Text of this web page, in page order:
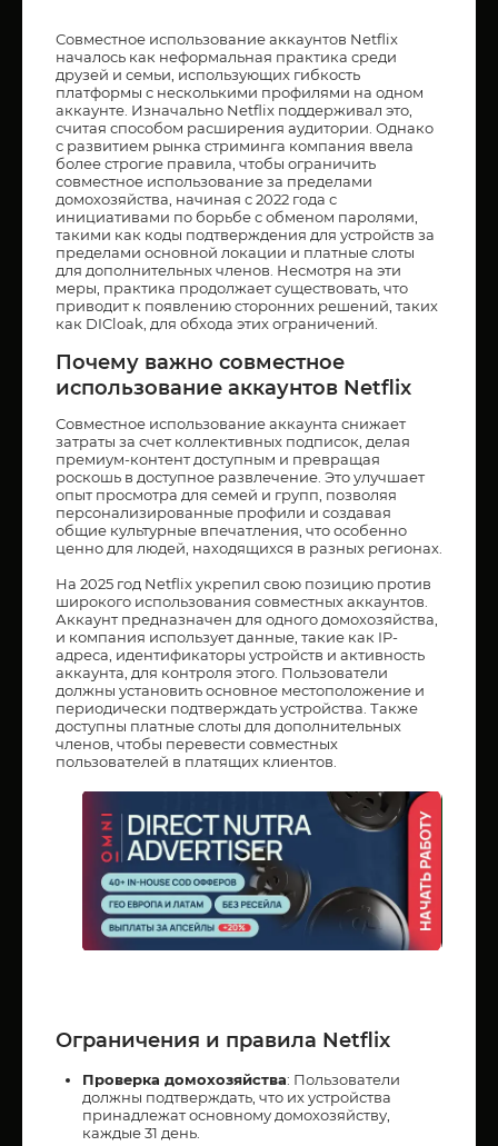
Совместное использование аккаунтов Netflix
началось как неформальная практика среди
друзей и семьи, использующих гибкость
платформы с несколькими профилями на одном
аккаунте. Изначально Netflix поддерживал это,
считая способом расширения аудитории. Однако
с развитием рынка стриминга компания ввела
более строгие правила, чтобы ограничить
совместное использование за пределами
домохозяйства, начиная с 2022 года с
инициативами по борьбе с обменом паролями,
такими как коды подтверждения для устройств за
пределами основной локации и платные слоты
для дополнительных членов. Несмотря на эти
меры, практика продолжает существовать, что
приводит к появлению сторонних решений, таких
как DICloak, для обхода этих ограничений.
Почему важно совместное
использование аккаунтов Netflix
Совместное использование аккаунта снижает
затраты за счет коллективных подписок, делая
премиум-контент доступным и превращая
роскошь в доступное развлечение. Это улучшает
опыт просмотра для семей и групп, позволяя
персонализированные профили и создавая
общие культурные впечатления, что особенно
ценно для людей, находящихся в разных регионах.
На 2025 год Netflix укрепил свою позицию против
широкого использования совместных аккаунтов.
Аккаунт предназначен для одного домохозяйства,
и компания использует данные, такие как IP-
адреса, идентификаторы устройств и активность
аккаунта, для контроля этого. Пользователи
должны установить основное местоположение и
периодически подтверждать устройства. Также
доступны платные слоты для дополнительных
членов, чтобы перевести совместных
пользователей в платящих клиентов.
Ограничения и правила Netflix
Проверка домохозяйства: Пользователи
должны подтверждать, что их устройства
принадлежат основному домохозяйству,
каждые 31 день.